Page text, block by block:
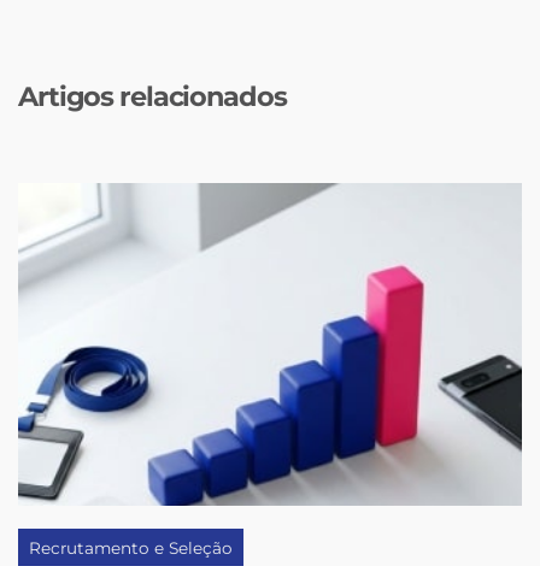
Artigos relacionados
Recrutamento e Seleção